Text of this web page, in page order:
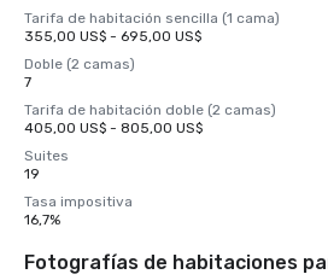
Tarifa de habitación sencilla (1 cama)
355,00 US$ - 695,00 US$
Doble (2 camas)
7
Tarifa de habitación doble (2 camas)
405,00 US$ - 805,00 US$
Suites
19
Tasa impositiva
16,7%
Fotografías de habitaciones